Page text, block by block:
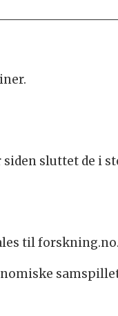
sluttet de i
til forskning.no.